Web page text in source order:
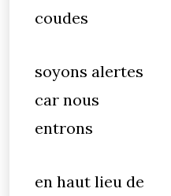
coudes
soyons alertes
car nous
entrons
en haut lieu de